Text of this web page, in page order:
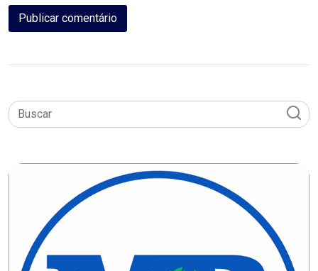
CAMPEONATO
DE
CARNAUBAIS
CARNAVAL
CARNAVAL
DE
MACAU